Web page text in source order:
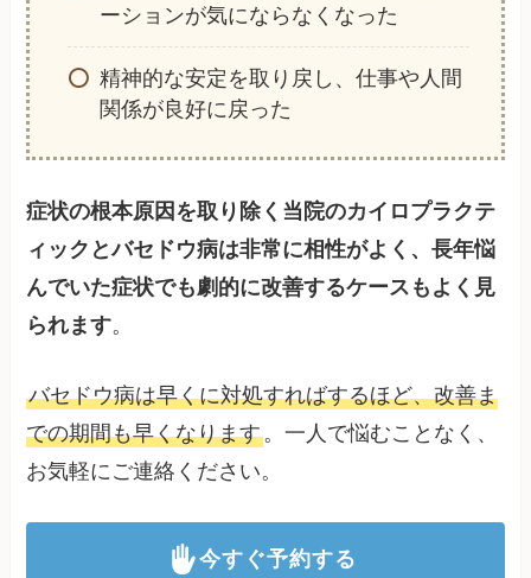
ーションが気にならなくなった
精神的な安定を取り戻し、仕事や人間
関係が良好に戻った
症状の根本原因を取り除く当院のカイロプラクテ
ィックとバセドウ病は非常に相性がよく、長年悩
んでいた症状でも劇的に改善するケースもよく見
られます。
バセドウ病は早くに対処すればするほど、改善ま
での期間も早くなります。一人で悩むことなく、
お気軽にご連絡ください。
今すぐ予約する